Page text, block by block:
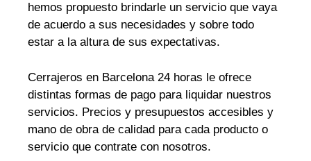
hemos propuesto brindarle un servicio que vaya
de acuerdo a sus necesidades y sobre todo
estar a la altura de sus expectativas.
Cerrajeros en Barcelona 24 horas le ofrece
distintas formas de pago para liquidar nuestros
servicios. Precios y presupuestos accesibles y
mano de obra de calidad para cada producto o
servicio que contrate con nosotros.